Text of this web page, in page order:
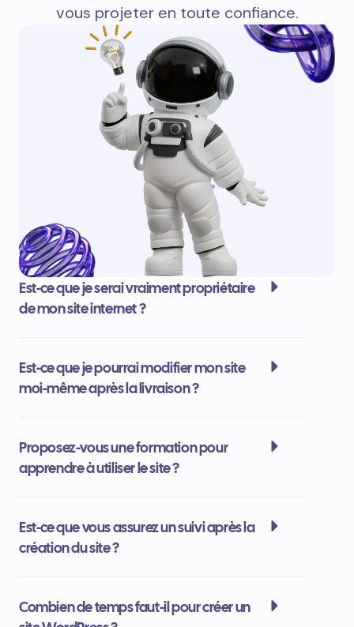
vous projeter en toute confiance.
Est-ce que je serai vraiment propriétaire
de mon site internet ?
Est-ce que je pourrai modifier mon site
moi-même après la livraison ?
Proposez-vous une formation pour
apprendre à utiliser le site ?
Est-ce que vous assurez un suivi après la
création du site ?
Combien de temps faut-il pour créer un